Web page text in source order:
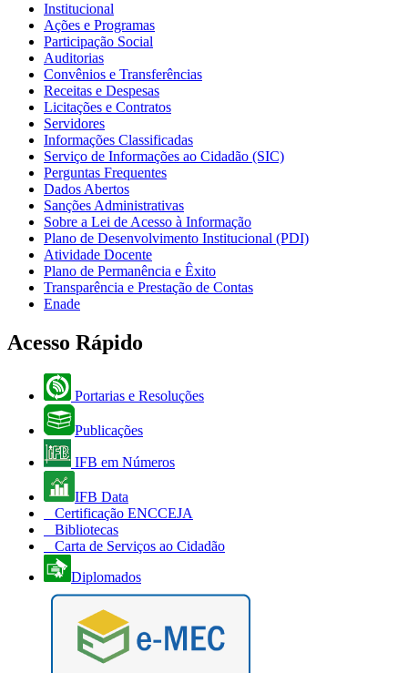
Institucional
Ações e Programas
Participação Social
Auditorias
Convênios e Transferências
Receitas e Despesas
Licitações e Contratos
Servidores
Informações Classificadas
Serviço de Informações ao Cidadão (SIC)
Perguntas Frequentes
Dados Abertos
Sanções Administrativas
Sobre a Lei de Acesso à Informação
Plano de Desenvolvimento Institucional (PDI)
Atividade Docente
Plano de Permanência e Êxito
Transparência e Prestação de Contas
Enade
Acesso Rápido
Portarias e Resoluções
Publicações
IFB em Números
IFB Data
Certificação ENCCEJA
Bibliotecas
Carta de Serviços ao Cidadão
Diplomados